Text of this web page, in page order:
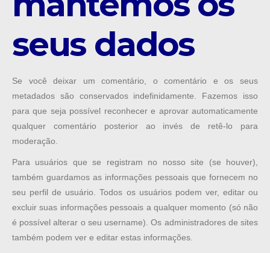
seus dados
Se você deixar um comentário, o comentário e os seus
metadados são conservados indefinidamente. Fazemos isso
para que seja possível reconhecer e aprovar automaticamente
qualquer comentário posterior ao invés de retê-lo para
moderação.
Para usuários que se registram no nosso site (se houver),
também guardamos as informações pessoais que fornecem no
seu perfil de usuário. Todos os usuários podem ver, editar ou
excluir suas informações pessoais a qualquer momento (só não
é possível alterar o seu username). Os administradores de sites
também podem ver e editar estas informações.